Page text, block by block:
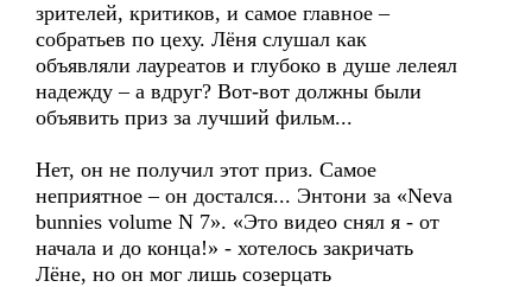
зрителей, критиков, и самое главное –
собратьев по цеху. Лёня слушал как
объявляли лауреатов и глубоко в душе лелеял
надежду – а вдруг? Вот-вот должны были
объявить приз за лучший фильм...
Нет, он не получил этот приз. Самое
неприятное – он достался... Энтони за «Neva
bunnies volume N 7». «Это видео снял я - от
начала и до конца!» - хотелось закричать
Лёне, но он мог лишь созерцать